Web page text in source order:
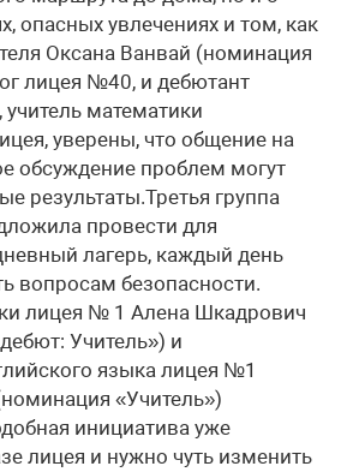
опасных увлечениях и том, как
Оксана Ванвай (номинация
лицея №40, и дебютант
математики
уверены, что общение на
обсуждение проблем могут
результаты.Третья группа
провести для
лагерь, каждый день
вопросам безопасности.
лицея № 1 Алена Шкадрович
Учитель») и
языка лицея №1
«Учитель»)
инициатива уже
лицея и нужно чуть изменить